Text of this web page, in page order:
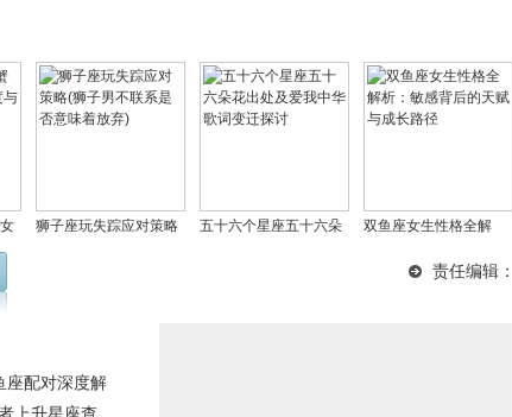
狮子座玩失踪应对策略
五十六个星座五十六朵
双鱼座女生性格全解
责任编辑：
座配对深度解